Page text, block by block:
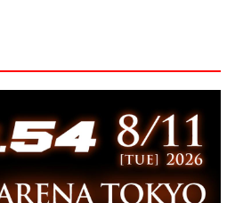
た、同大会のラウンドガール2
た。 橋本は、「格闘技はまだあ
ないので、今勉強しているとこ
試合を観たことがありますが、
や歓声に興奮しました。その楽
でも多くの方に知ってもらえる
り...